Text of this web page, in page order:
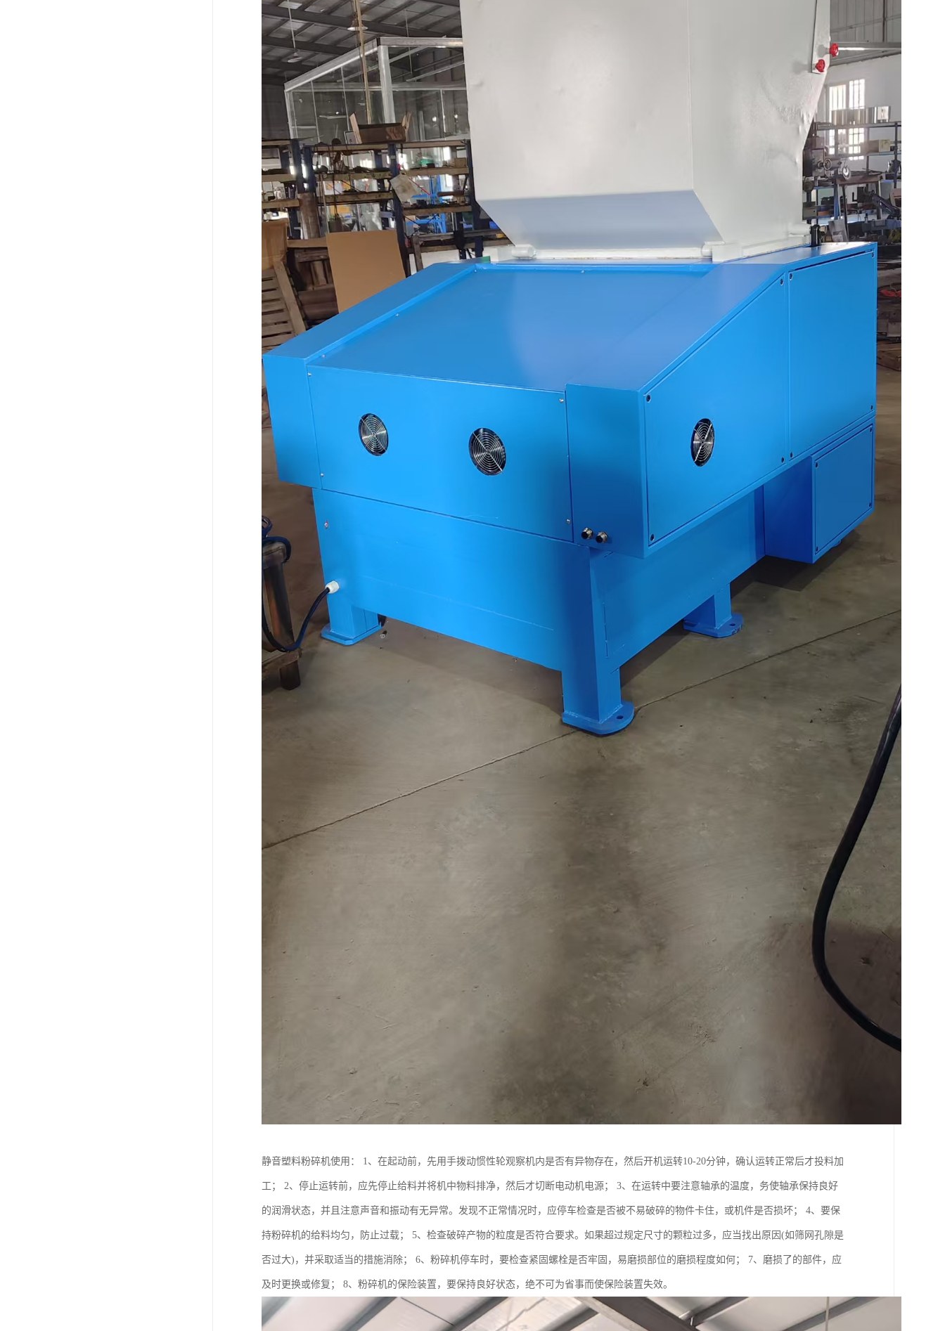
静音塑料粉碎机使用： 1、在起动前，先用手拨动惯性轮观察机内是否有异物存在，然后开机运转10-20分钟，确认运转正常后才投料加
工； 2、停止运转前，应先停止给料并将机中物料排净，然后才切断电动机电源； 3、在运转中要注意轴承的温度，务使轴承保持良好
的润滑状态，并且注意声音和振动有无异常。发现不正常情况时，应停车检查是否被不易破碎的物件卡住，或机件是否损坏； 4、要保
持粉碎机的给料均匀，防止过载； 5、检查破碎产物的粒度是否符合要求。如果超过规定尺寸的颗粒过多，应当找出原因(如筛网孔隙是
否过大)，并采取适当的措施消除； 6、粉碎机停车时，要检查紧固螺栓是否牢固，易磨损部位的磨损程度如何； 7、磨损了的部件，应
及时更换或修复； 8、粉碎机的保险装置，要保持良好状态，绝不可为省事而使保险装置失效。